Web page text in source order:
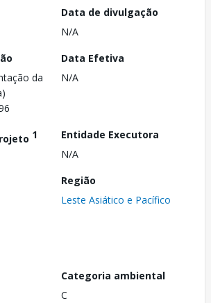
Data de divulgação
N/A
da
Data Efetiva
N/A
1
Entidade Executora
N/A
Região
Leste Asiático e Pacífico
Categoria ambiental
C